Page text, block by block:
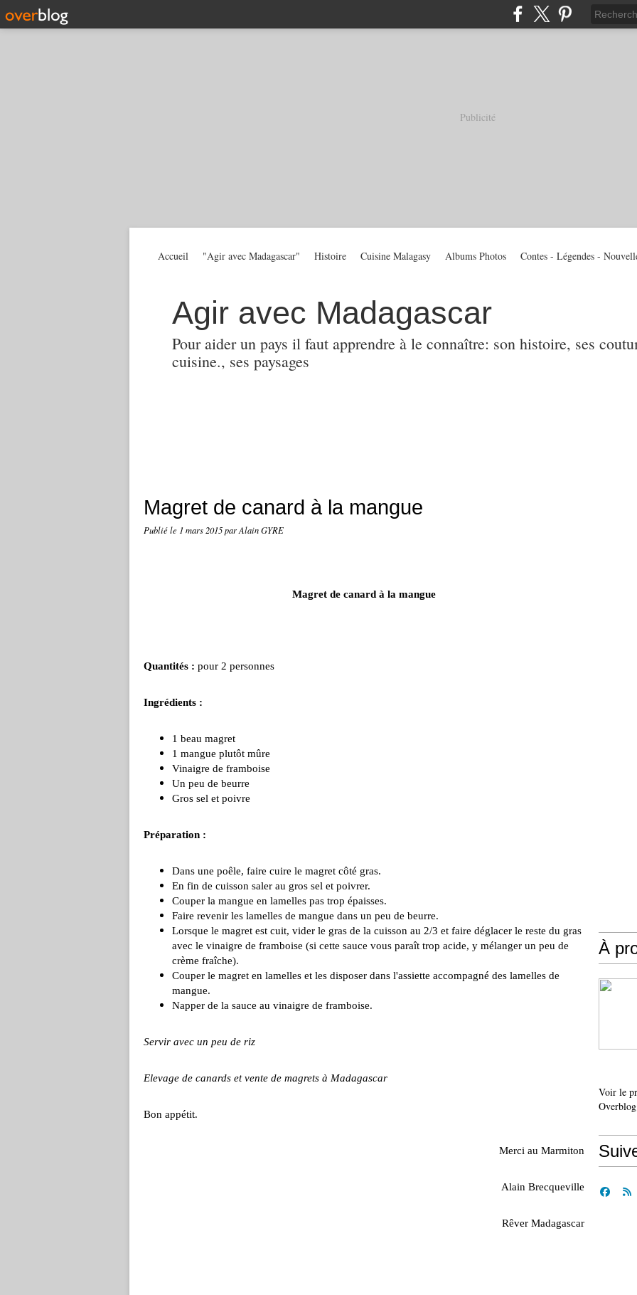
Publicité
Agir avec Madagascar
Pour aider un pays il faut apprendre à le connaître: son histoire, ses
cuisine., ses paysages
Accueil "Agir avec Madagascar" Histoire Cuisine Malagasy Albums Photos Contes - Légendes -
Magret de canard à la mangue
Publié le 1 mars 2015par Alain GYRE
Magret de canard à la mangue
Quantités : pour 2 personnes
Ingrédients :
1 beau magret
1 mangue plutôt mûre
Vinaigre de framboise
Un peu de beurre
Gros sel et poivre
Préparation :
Dans une poêle, faire cuire le magret côté gras.
En fin de cuisson saler au gros sel et poivrer.
Couper la mangue en lamelles pas trop épaisses.
Faire revenir les lamelles de mangue dans un peu de beurre.
Lorsque le magret est cuit, vider le gras de la cuisson au 2/3 et faire déglacer le reste du gras
avec le vinaigre de framboise (si cette sauce vous paraît trop acide, y mélanger un peu de
crème fraîche).
Couper le magret en lamelles et les disposer dans l'assiette accompagné des lamelles de
mangue.
Napper de la sauce au vinaigre de framboise.
Servir avec un peu de riz
Elevage de canards et vente de magrets à Madagascar
Bon appétit.
Merci au Marmiton
Alain Brecqueville
Rêver Madagascar
À
Voir le
Overblog